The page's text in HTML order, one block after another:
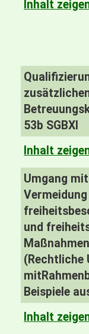
Inhalt
53b SGBXI
Inhalt
Umgang
und
(Rechtliche
mit
Beispiele
Inhalt